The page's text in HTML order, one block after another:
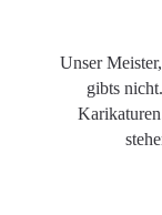
Unser
gibts